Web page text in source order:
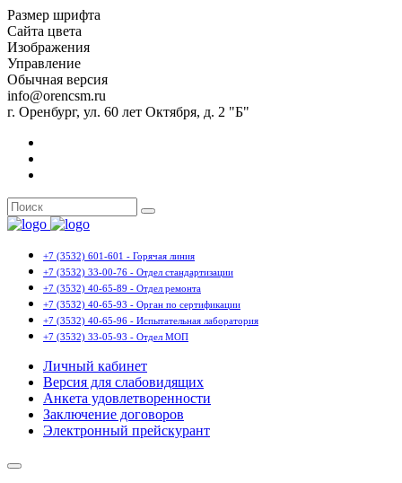
Размер шрифта
Сайта цвета
Изображения
Управление
Обычная версия
info@orencsm.ru
г. Оренбург, ул. 60 лет Октября, д. 2 "Б"
+7 (3532) 601-601 - Горячая линия
+7 (3532) 33-00-76 - Отдел стандартизации
+7 (3532) 40-65-89 - Отдел ремонта
+7 (3532) 40-65-93 - Орган по сертификации
+7 (3532) 40-65-96 - Испытательная лаборатория
+7 (3532) 33-05-93 - Отдел МОП
Личный кабинет
Версия для слабовидящих
Анкета удовлетворенности
Заключение договоров
Электронный прейскурант